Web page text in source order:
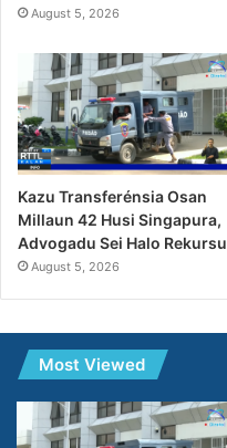
August 5, 2026
Kazu Transferénsia Osan
Millaun 42 Husi Singapura,
Advogadu Sei Halo Rekursu
August 5, 2026
Most Viewed